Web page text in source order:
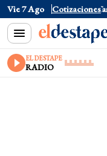
Vie 7 Ago Cotizaciones
$1520 Dólar Tarjeta
EL DESTAPE
RADIO